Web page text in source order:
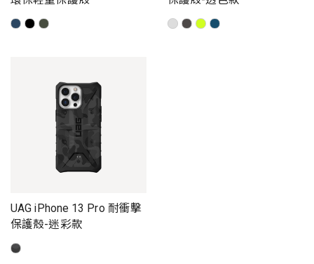
UAG iPhone 13 Pro 耐衝擊
保護殼-迷彩款